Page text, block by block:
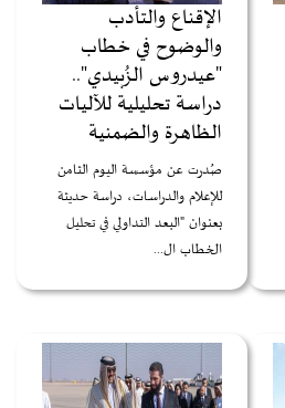
الإقناع والتأدب
والوضوح في خطاب
"عيدروس الزُبيدي"..
دراسة تحليلية للآليات
الظاهرة والضمنية
صُدرت عن مؤسسة اليوم الثامن
للإعلام والدراسات، دراسة حديثة
بعنوان "البعد التداولي في تحليل
الخطاب ال...